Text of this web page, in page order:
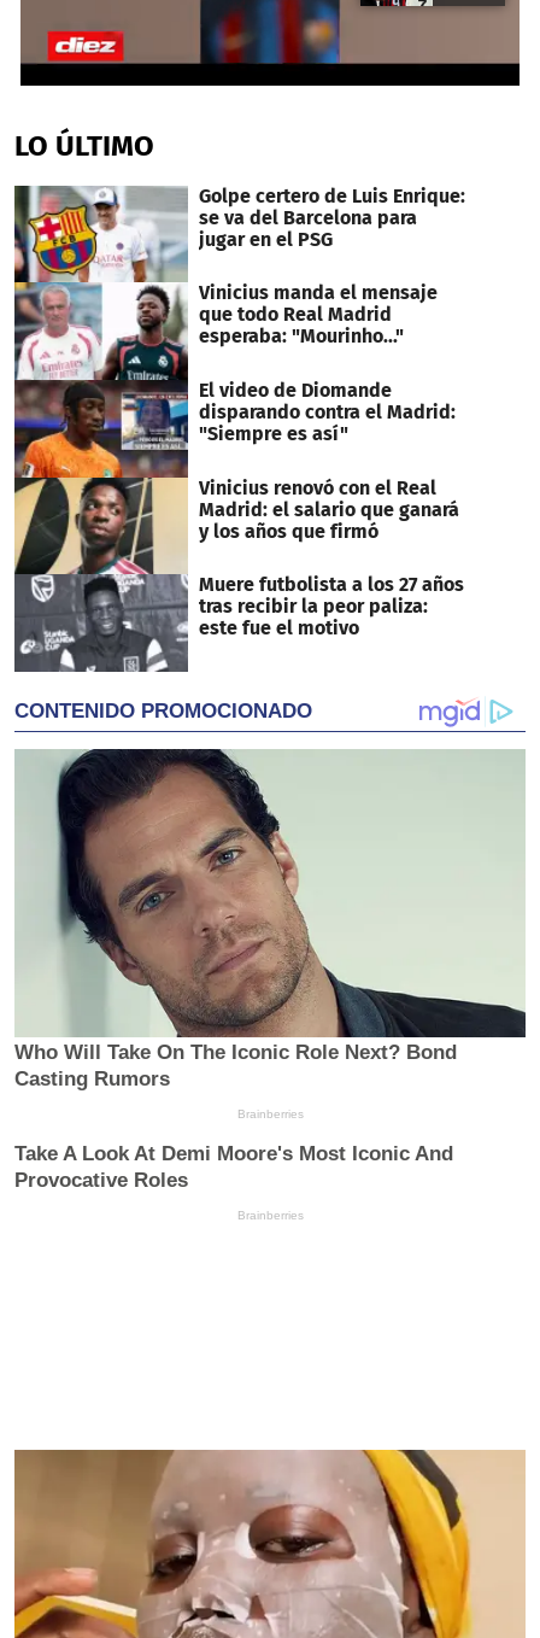
of
19
LO ÚLTIMO
Golpe certero de Luis Enrique:
se va del Barcelona para
jugar en el PSG
Vinicius manda el mensaje
que todo Real Madrid
esperaba: "Mourinho..."
El video de Diomande
disparando contra el Madrid:
"Siempre es así"
Vinicius renovó con el Real
Madrid: el salario que ganará
y los años que firmó
Muere futbolista a los 27 años
tras recibir la peor paliza:
este fue el motivo